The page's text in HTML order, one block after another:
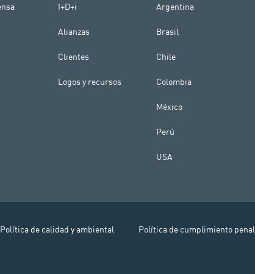
I+D+i
Alianzas
Clientes
Logos y recursos
Argentina
Brasil
Chile
Colombia
México
Perú
USA
Política de calidad y ambiental Política de cumplimiento penal